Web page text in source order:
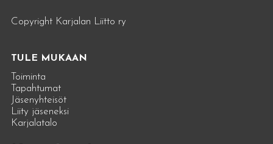
Copyright Karjalan Liitto ry
TULE MUKAAN
Toiminta
Tapahtumat
Jäsenyhteisöt
Liity jäseneksi
Karjalatalo